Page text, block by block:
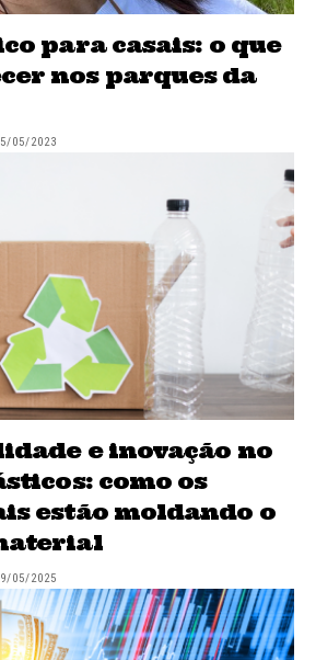
para casais: o que
nos parques da
05/2023
e inovação no
como os
estão moldando o
05/2025